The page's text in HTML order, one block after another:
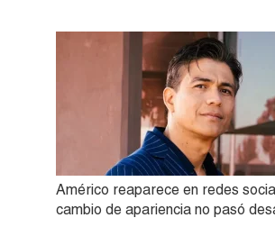
Américo reaparece en redes
cambio de apariencia no pasó